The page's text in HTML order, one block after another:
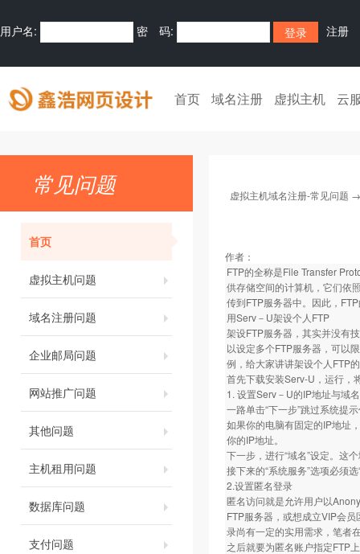
用户名: 密 码: 注册
首页 域名注册 虚拟主机 云
常见问题
首页
虚拟主机问题
域名注册问题
企业邮局问题
网站推广问题
其他问题
主机租用问题
数据库问题
支付问题
虚拟主机域名注册-常见问题
作者：
FTP的全称是File Transfer
供存储空间的计算机，它们依
传到FTP服务器中。因此，
用Serv－U架设个人FTP
架设FTP服务器，其实并没有
以设定多个FTP服务器，可以
例，给大家讲讲架设个人FTP
首先下载安装Serv-U，运行，
1. 设置Serv－U的IP地址与域名
一路单击“下一步”跳过系统提
如果你的电脑有固定的IP地址
你的IP地址。
下一步，进行“域名”设定。这
接下来的“系统服务”选项必须
2.设置匿名登录
匿名访问就是允许用户以
FTP服务器，或想成立VIP会
录尚有一定的实用需求，笔者
之后就要为匿名账户指定FTP